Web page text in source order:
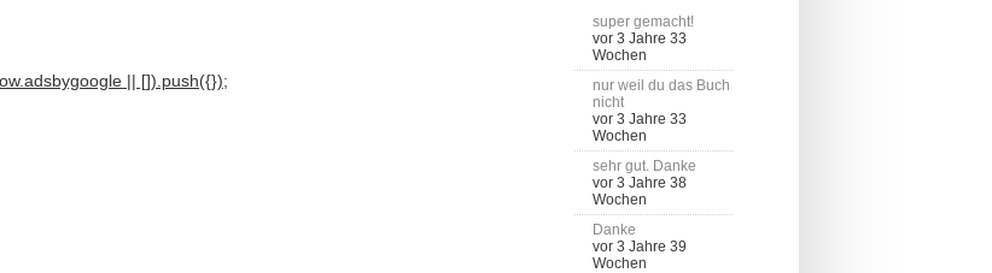
|| []).push({});
super gemacht!
vor 3 Jahre 33
Wochen
nur weil du das Buch
nicht
vor 3 Jahre 33
Wochen
sehr gut. Danke
vor 3 Jahre 38
Wochen
Danke
vor 3 Jahre 39
Wochen